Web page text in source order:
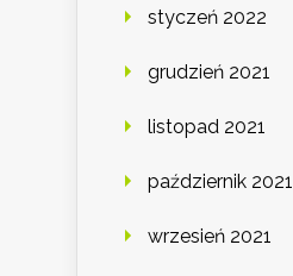
styczeń 2022
grudzień 2021
listopad 2021
październik 2021
wrzesień 2021